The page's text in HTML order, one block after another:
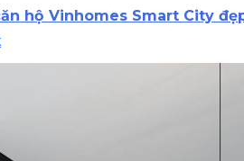
hộ Vinhomes Smart City